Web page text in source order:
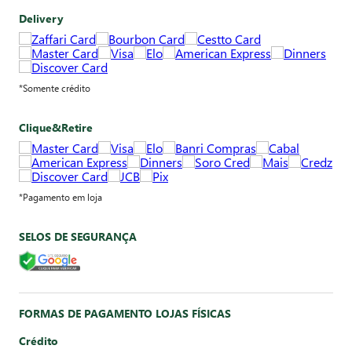
Delivery
*Somente crédito
Clique&Retire
*Pagamento em loja
SELOS DE SEGURANÇA
FORMAS DE PAGAMENTO LOJAS FÍSICAS
Crédito